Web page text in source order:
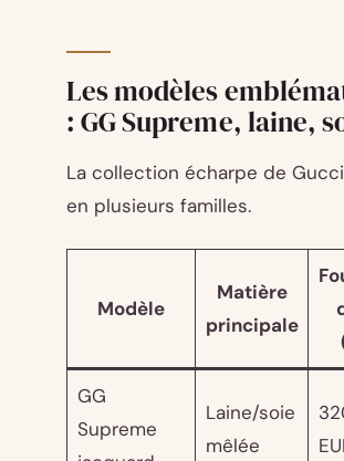
Les modèles
: GG Supreme, laine,
La collection écharpe de
en plusieurs familles.
Modèle
Matière
principale
GG
Supreme
Laine/soie
mêlée